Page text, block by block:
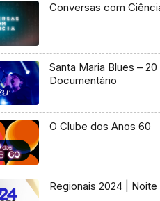
Conversas com
Santa Maria Blues – 20
Documentário
O Clube dos Anos 60
Regionais 2024 | Noite